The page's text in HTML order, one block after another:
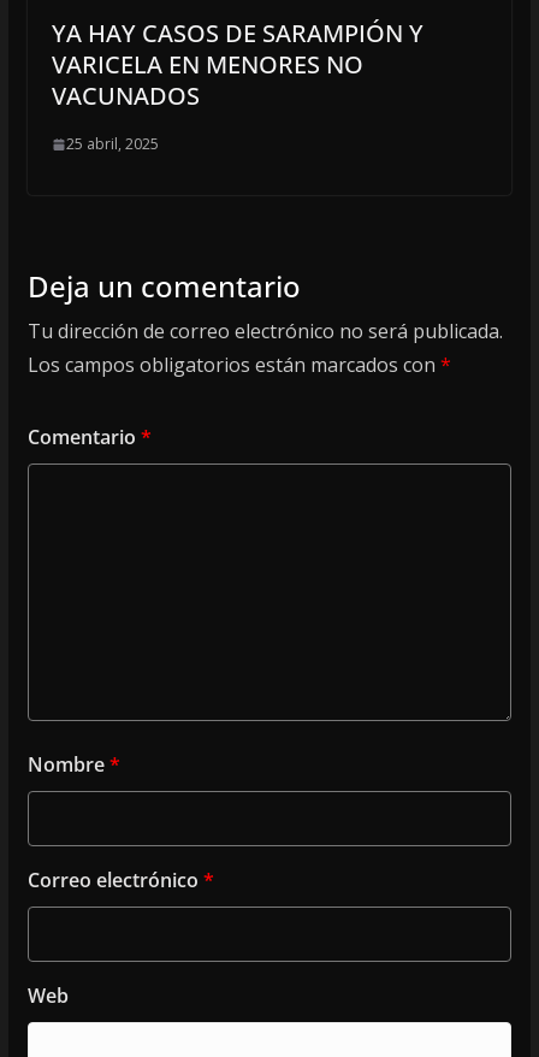
YA HAY CASOS DE SARAMPIÓN Y
VARICELA EN MENORES NO
VACUNADOS
25 abril, 2025
Deja un comentario
Tu dirección de correo electrónico no será publicada.
Los campos obligatorios están marcados con *
Comentario *
Nombre*
Correo electrónico *
Web